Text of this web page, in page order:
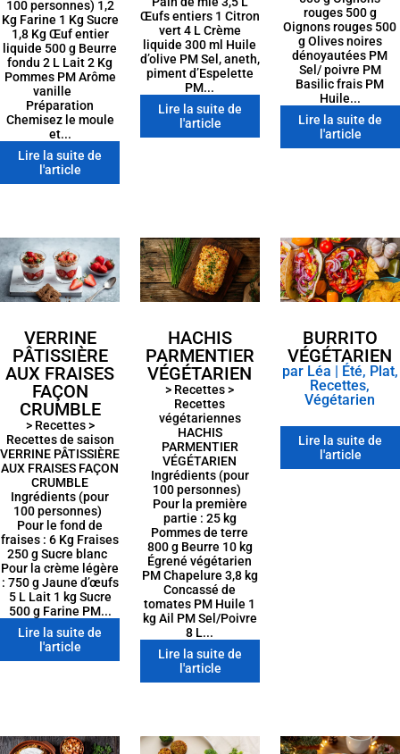
100 personnes) 1,2
Kg Farine 1 Kg Sucre
1,8 Kg Œuf entier
liquide 500 g Beurre
fondu 2 L Lait 2 Kg
Pommes PM Arôme
vanille
Préparation
Chemisez le moule
et...
Lire la suite de
l'article
Œufs entiers 1 Citron
vert 4 L Crème
liquide 300 ml Huile
d’olive PM Sel, aneth,
piment d’Espelette
PM...
Lire la suite de
l'article
rouges 500 g
Oignons rouges 500
g Olives noires
dénoyautées PM
Sel/ poivre PM
Basilic frais PM
Huile...
Lire la suite de
l'article
VERRINE
PÂTISSIÈRE
AUX FRAISES
FAÇON
CRUMBLE
> Recettes >
Recettes de saison
VERRINE PÂTISSIÈRE
AUX FRAISES FAÇON
CRUMBLE
Ingrédients (pour
100 personnes)
Pour le fond de
fraises : 6 Kg Fraises
250 g Sucre blanc
Pour la crème légère
: 750 g Jaune d’œufs
5 L Lait 1 kg Sucre
500 g Farine PM...
Lire la suite de
l'article
HACHIS
PARMENTIER
VÉGÉTARIEN
> Recettes >
Recettes
végétariennes
HACHIS
PARMENTIER
VÉGÉTARIEN
Ingrédients (pour
100 personnes)
Pour la première
partie : 25 kg
Pommes de terre
800 g Beurre 10 kg
Égrené végétarien
PM Chapelure 3,8 kg
Concassé de
tomates PM Huile 1
kg Ail PM Sel/Poivre
8 L...
Lire la suite de
l'article
BURRITO
VÉGÉTARIEN
par Léa Été, Plat,
Recettes,
Végétarien
Lire la suite de
l'article